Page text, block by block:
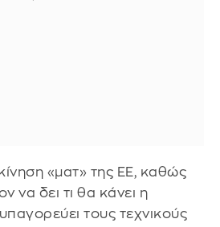
κίνηση «ματ» της ΕΕ, καθώς
να δει τι θα κάνει η
τους τεχνικούς